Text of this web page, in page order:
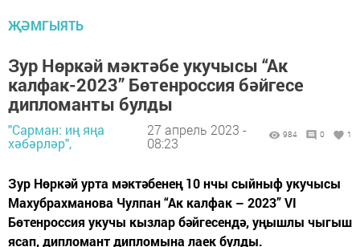
ҖӘМГЫЯТЬ
Зур Нөркәй мәктәбе укучысы “Ак
калфак-2023” Бөтенроссия бәйгесе
дипломанты булды
"Сарман: иң яңа
хәбәрләр",
27 апрель 2023 -
08:23
984 0 1
Зур Нөркәй урта мәктәбенең 10 нчы сыйныф укучысы
Махубрахманова Чулпан “Ак калфак – 2023” VI
Бөтенроссия укучы кызлар бәйгесендә, уңышлы чыгыш
ясап, дипломант дипломына лаек булды.